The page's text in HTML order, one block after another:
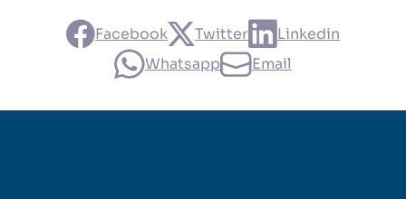
Facebook Twitter
Linkedin
Whatsapp
Email